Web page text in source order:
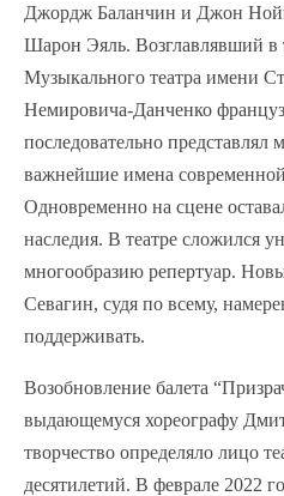
Джордж Баланчин и Джон
Шарон Эяль. Возглавлявший в
Музыкального театра имени
Немировича-Данченко
последовательно представлял
важнейшие имена
Одновременно на сцене
наследия. В театре сложился
многообразию репертуар.
Севагин, судя по всему,
поддерживать.
Возобновление балета
выдающемуся хореографу
творчество определяло лицо
десятилетий. В феврале 2022